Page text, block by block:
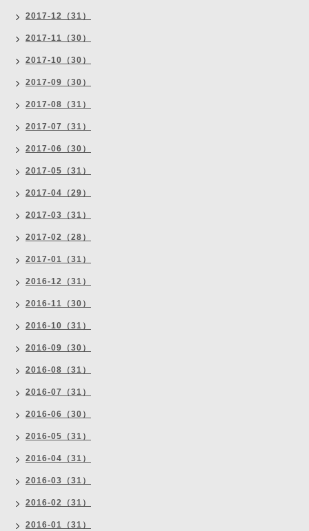
2017-12（31）
2017-11（30）
2017-10（30）
2017-09（30）
2017-08（31）
2017-07（31）
2017-06（30）
2017-05（31）
2017-04（29）
2017-03（31）
2017-02（28）
2017-01（31）
2016-12（31）
2016-11（30）
2016-10（31）
2016-09（30）
2016-08（31）
2016-07（31）
2016-06（30）
2016-05（31）
2016-04（31）
2016-03（31）
2016-02（31）
2016-01（31）